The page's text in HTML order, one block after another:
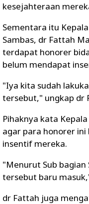
kesejahteraan
Sementara itu
Sambas, dr Fattah
terdapat honorer
belum mendapat
"Iya kita sudah
tersebut," ungkap dr
Pihaknya kata
agar para honorer
insentif mereka.
"Menurut Sub
tersebut baru
dr Fattah juga